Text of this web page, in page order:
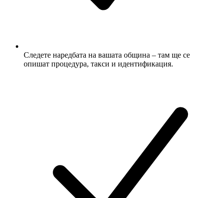
Следете наредбата на вашата община – там ще се
опишат процедура, такси и идентификация.